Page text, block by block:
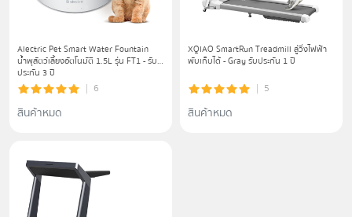
Alectric Pet Smart Water Fountain
น้ำพุสัตว์เลี้ยงอัตโนมัติ 1.5L รุ่น FT1 - รับ
ประกัน 3 ปี
6
สินค้าหมด
XQIAO SmartRun Treadmill ลู่วิ่งไฟฟ้า​
พับเก็บได้ - Gray รับประกัน 1 ปี
5
สินค้าหมด